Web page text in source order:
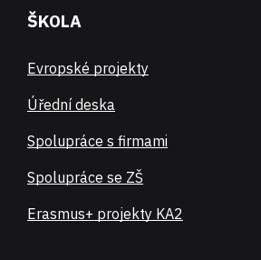
ŠKOLA
Evropské projekty
Úřední deska
Spolupráce s firmami
Spolupráce se ZŠ
Erasmus+ projekty KA2